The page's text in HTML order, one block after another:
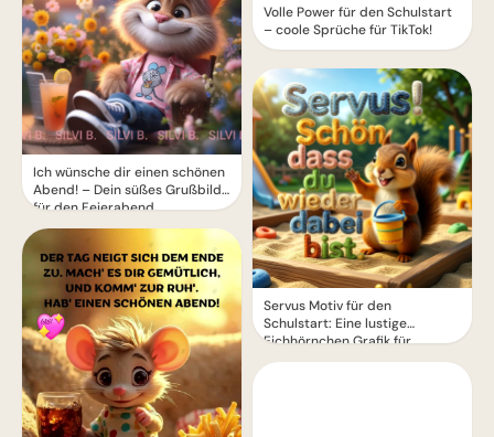
Ich wünsche dir einen schönen
Abend! – Dein süßes Grußbild
für den Feierabend
Volle Power für den Schulstart
– coole Sprüche für TikTok!
Servus Motiv für den
Schulstart: Eine lustige
Eichhörnchen Grafik für
WhatsApp